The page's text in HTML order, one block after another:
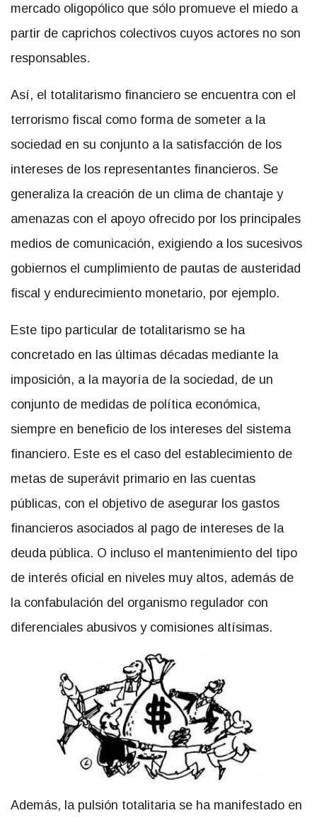
mercado oligopólico que sólo promueve el miedo a
partir de caprichos colectivos cuyos actores no son
responsables.
Así, el totalitarismo financiero se encuentra con el
terrorismo fiscal como forma de someter a la
sociedad en su conjunto a la satisfacción de los
intereses de los representantes financieros. Se
generaliza la creación de un clima de chantaje y
amenazas con el apoyo ofrecido por los principales
medios de comunicación, exigiendo a los sucesivos
gobiernos el cumplimiento de pautas de austeridad
fiscal y endurecimiento monetario, por ejemplo.
Este tipo particular de totalitarismo se ha
concretado en las últimas décadas mediante la
imposición, a la mayoría de la sociedad, de un
conjunto de medidas de política económica,
siempre en beneficio de los intereses del sistema
financiero. Este es el caso del establecimiento de
metas de superávit primario en las cuentas
públicas, con el objetivo de asegurar los gastos
financieros asociados al pago de intereses de la
deuda pública. O incluso el mantenimiento del tipo
de interés oficial en niveles muy altos, además de
la confabulación del organismo regulador con
diferenciales abusivos y comisiones altísimas.
Además, la pulsión totalitaria se ha manifestado en